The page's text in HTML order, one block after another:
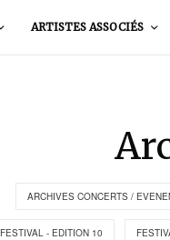
ARTISTES ASSOCIÉS
ARCHIVES CONCERTS /
FESTIVAL - EDITION 10